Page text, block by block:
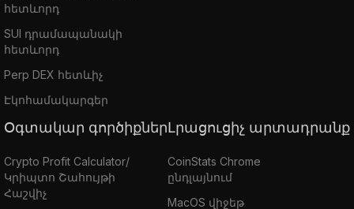
հետևորդ
SUI դրամապանակի
հետևորդ
Perp DEX հետևիչ
Էկոհամակարգեր
Օգտակար գործիքներ
Crypto Profit Calculator/
Կրիպտո Շահույթի
Հաշվիչ
Լրացուցիչ արտադրանք
CoinStats Chrome
ընդլայնում
MacOS վիջեթ